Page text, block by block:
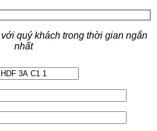
quý khách trong thời gian ngắn
nhất